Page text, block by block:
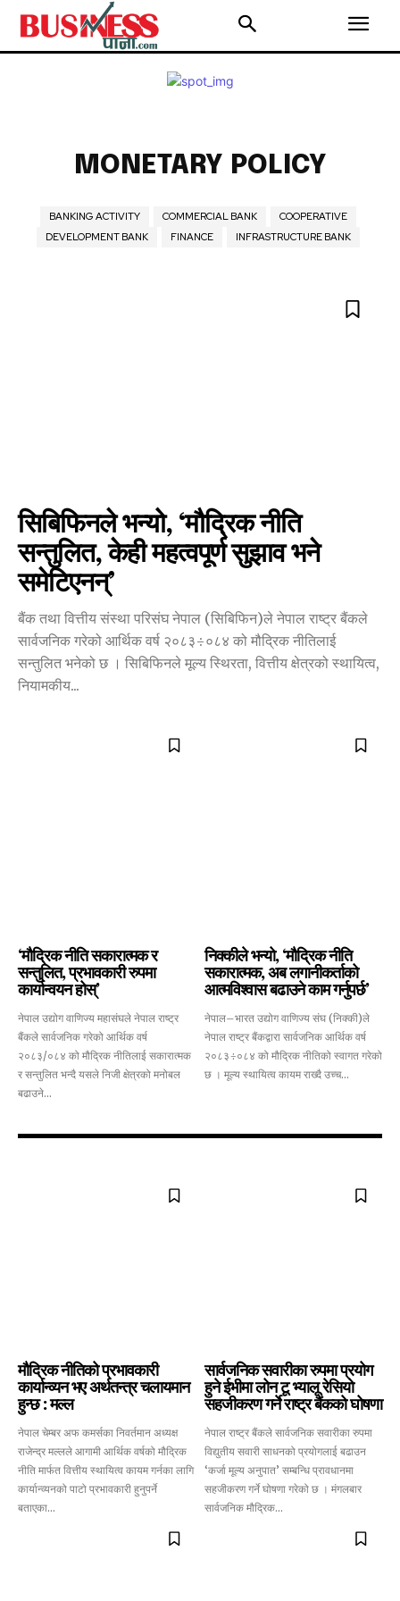
MONETARY POLICY
BANKING ACTIVITY COMMERCIAL BANK
COOPERATIVE
DEVELOPMENT BANK
FINANCE INFRASTRUCTURE BANK
सिबिफिनले भन्यो, ‘मौद्रिक नीति
सन्तुलित, केही महत्वपूर्ण सुझाव भने
समेटिएनन्’
बैंक तथा वित्तीय संस्था परिसंघ नेपाल (सिबिफिन)ले नेपाल राष्ट्र बैंकले
सार्वजनिक गरेको आर्थिक वर्ष २०८३÷०८४ को मौद्रिक नीतिलाई
सन्तुलित भनेको छ । सिबिफिनले मूल्य स्थिरता, वित्तीय क्षेत्रको स्थायित्व,
नियामकीय...
‘मौद्रिक नीति सकारात्मक र
सन्तुलित, प्रभावकारी रुपमा
कार्यान्वयन होस्’
नेपाल उद्योग वाणिज्य महासंघले नेपाल राष्ट्र
बैंकले सार्वजनिक गरेको आर्थिक वर्ष
२०८३/०८४ को मौद्रिक नीतिलाई सकारात्मक
र सन्तुलित भन्दै यसले निजी क्षेत्रको मनोबल
बढाउने...
निक्कीले भन्यो, ‘मौद्रिक नीति
सकारात्मक, अब लगानीकर्ताको
आत्मविश्वास बढाउने काम गर्नुपर्छ’
नेपाल–भारत उद्योग वाणिज्य संघ (निक्की)ले
नेपाल राष्ट्र बैंकद्वारा सार्वजनिक आर्थिक वर्ष
२०८३÷०८४ को मौद्रिक नीतिको स्वागत गरेको
छ । मूल्य स्थायित्व कायम राख्दै उच्च...
मौद्रिक नीतिको प्रभावकारी
कार्यान्व्यन भए अर्थतन्त्र चलायमान
हुन्छ : मल्ल
नेपाल चेम्बर अफ कमर्सका निवर्तमान अध्यक्ष
राजेन्द्र मल्लले आगामी आर्थिक वर्षको मौद्रिक
नीति मार्फत वित्तीय स्थायित्व कायम गर्नका लागि
कार्यान्व्यनको पाटो प्रभावकारी हुनुपर्ने
बताएका...
सार्वजनिक सवारीका रुपमा प्रयोग
हुने ईभीमा लोन टू भ्यालू रेसियो
सहजीकरण गर्ने राष्ट्र बैंकको घोषणा
नेपाल राष्ट्र बैंकले सार्वजनिक सवारीका रुपमा
विद्युतीय सवारी साधनको प्रयोगलाई बढाउन
‘कर्जा मूल्य अनुपात’ सम्बन्धि प्रावधानमा
सहजीकरण गर्ने घोषणा गरेको छ । मंगलबार
सार्वजनिक मौद्रिक...